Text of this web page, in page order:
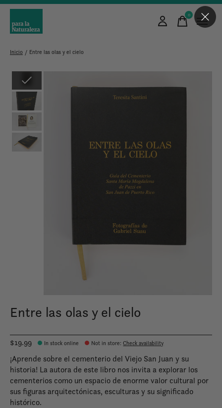
0items
Inicio / Entre las olas y el cielo
Entre las olas y el cielo
$19.99 In stock online Not in store:Check availability
¡Aprende sobre el cementerio del Viejo San Juan y su
historia! La autora de este libro nos invita a explorar los
cementerios como un espacio de enorme valor cultural por
sus figuras arquitectónicas, esculturas y su significado
histórico.